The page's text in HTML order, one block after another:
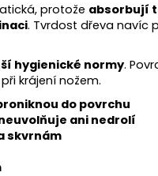
protože absorbují
. Tvrdost dřeva navíc
hygienické normy.
krájení nožem.
do povrchu
ani nedrolí
skvrnám